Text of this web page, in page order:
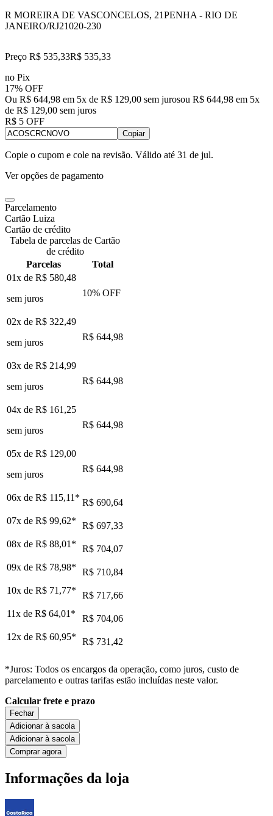
R MOREIRA DE VASCONCELOS, 21PENHA - RIO DE
JANEIRO/RJ21020-230
Preço R$ 535,33R$ 535,33
no Pix
17% OFF
Ou R$ 644,98 em 5x de R$ 129,00 sem jurosou R$ 644,98 em 5x
de R$ 129,00 sem juros
R$ 5 OFF
Copiar
Copie o cupom e cole na revisão. Válido até 31 de jul.
Ver opções de pagamento
Parcelamento
Cartão Luiza
Cartão de crédito
Tabela de parcelas de Cartão
de crédito
Parcelas
Total
01x de R$ 580,48
sem juros
10% OFF
02x de R$ 322,49
sem juros
R$ 644,98
03x de R$ 214,99
sem juros
R$ 644,98
04x de R$ 161,25
sem juros
R$ 644,98
05x de R$ 129,00
sem juros
R$ 644,98
06x de R$ 115,11 * R$ 690,64
07x de R$ 99,62*
R$ 697,33
08x de R$ 88,01 *
R$ 704,07
09x de R$ 78,98*
R$ 710,84
10x de R$ 71,77*
R$ 717,66
11x de R$ 64,01 *
R$ 704,06
12x de R$ 60,95* R$ 731,42
*Juros: Todos os encargos da operação, como juros, custo de
parcelamento e outras tarifas estão incluídas neste valor.
Calcular frete e prazo
Fechar
Adicionar à sacola
Adicionar à sacola
Comprar agora
Informações da loja